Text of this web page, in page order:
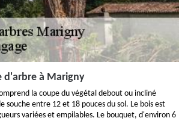
d'arbre à Marigny
la coupe du végétal debout ou incliné
souche entre 12 et 18 pouces du sol. Le bois est
variées et empilables. Le bouquet, d'environ 6